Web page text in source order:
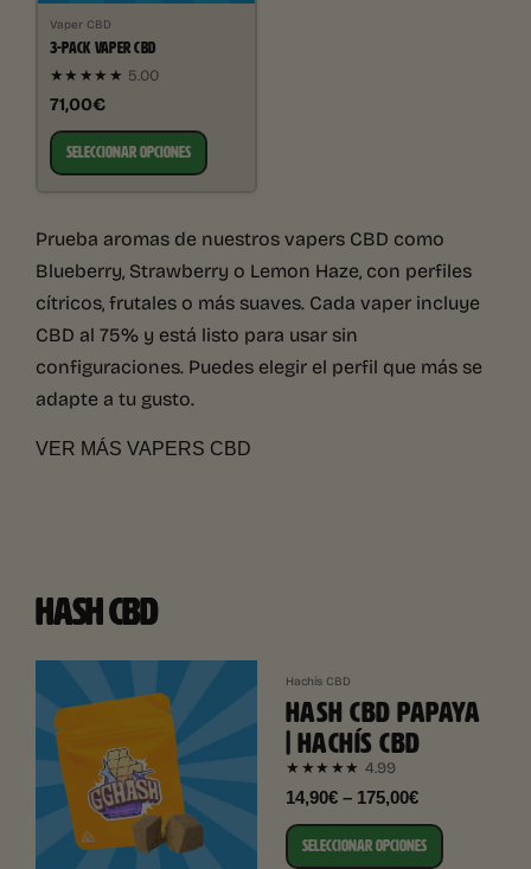
Vaper CBD
3-PACK VAPER CBD
★★★★★ 5.00
71,00€
SELECCIONAR OPCIONES
Prueba aromas de nuestros vapers CBD como
Blueberry, Strawberry o Lemon Haze, con perfiles
cítricos, frutales o más suaves. Cada vaper incluye
CBD al 75% y está listo para usar sin
configuraciones. Puedes elegir el perfil que más se
adapte a tu gusto.
VER MÁS VAPERS CBD
HASH CBD
Hachís CBD
HASH CBD PAPAYA
| HACHÍS CBD
★★★★★ 4.99
14,90€ – 175,00€
SELECCIONAR OPCIONES